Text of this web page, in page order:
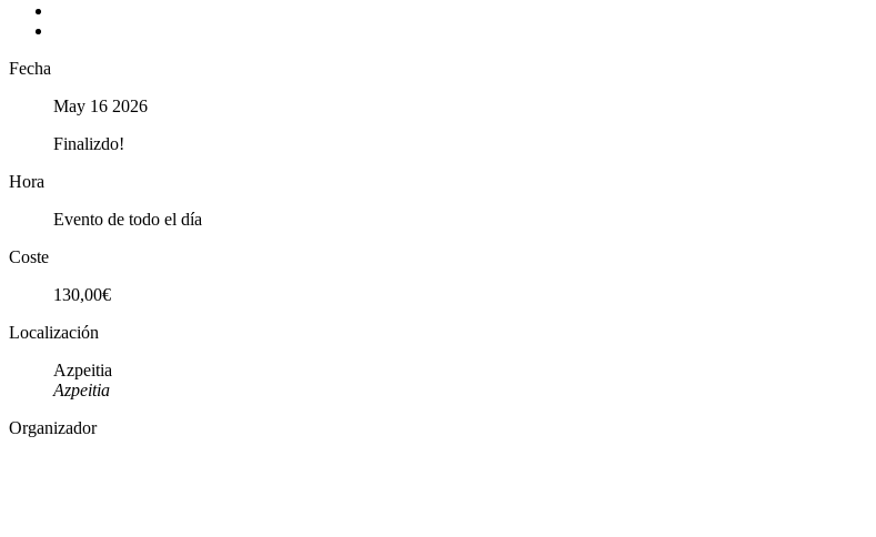
Fecha
May 16 2026
Finalizdo!
Hora
Evento de todo el día
Coste
130,00€
Localización
Azpeitia
Azpeitia
Organizador